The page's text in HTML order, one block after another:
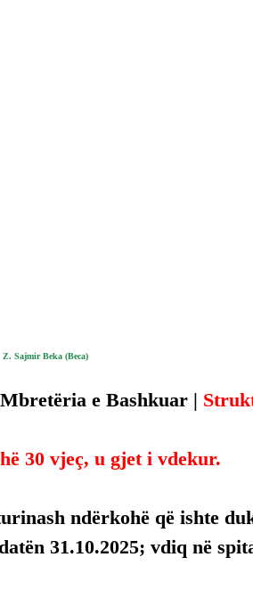
Z. Sajmir Beka (Beca)
e Bashkuar |
30 vjeç, u gjet i vdekur.
ndërkohë që ishte
31.10.2025; vdiq në